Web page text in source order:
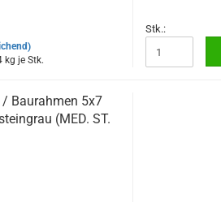
kg je Stk.
Stk.:
Baurahmen 5x7
(MED. ST.